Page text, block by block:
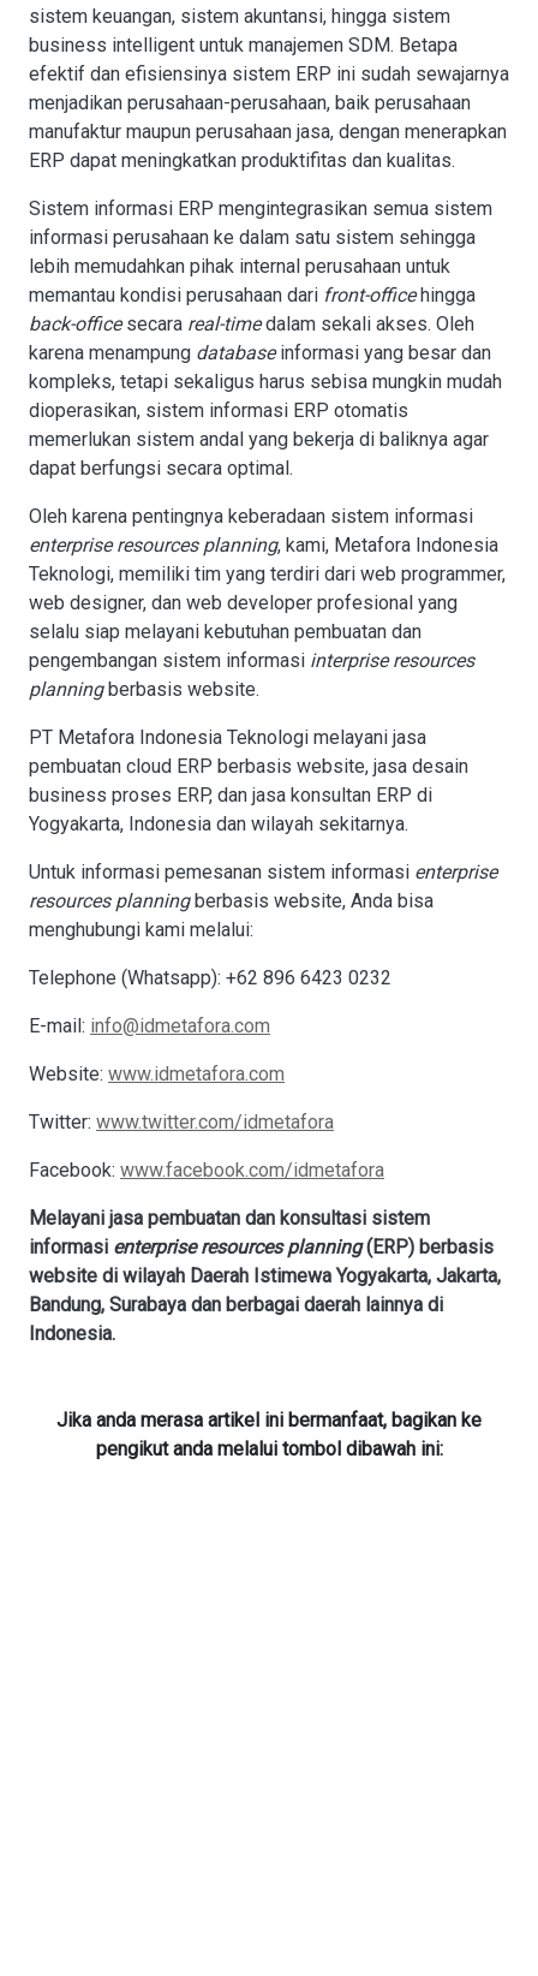
sistem keuangan, sistem akuntansi, hingga sistem
business intelligent untuk manajemen SDM. Betapa
efektif dan efisiensinya sistem ERP ini sudah sewajarnya
menjadikan perusahaan-perusahaan, baik perusahaan
manufaktur maupun perusahaan jasa, dengan menerapkan
ERP dapat meningkatkan produktifitas dan kualitas.
Sistem informasi ERP mengintegrasikan semua sistem
informasi perusahaan ke dalam satu sistem sehingga
lebih memudahkan pihak internal perusahaan untuk
memantau kondisi perusahaan dari front-officehingga
back-officesecara real-timedalam sekali akses. Oleh
karena menampung databaseinformasi yang besar dan
kompleks, tetapi sekaligus harus sebisa mungkin mudah
dioperasikan, sistem informasi ERP otomatis
memerlukan sistem andal yang bekerja di baliknya agar
dapat berfungsi secara optimal.
Oleh karena pentingnya keberadaan sistem informasi
enterprise resources planning, kami, Metafora Indonesia
Teknologi, memiliki tim yang terdiri dari web programmer,
web designer, dan web developer profesional yang
selalu siap melayani kebutuhan pembuatan dan
pengembangan sistem informasi interprise resources
planningberbasis website.
PT Metafora Indonesia Teknologi melayani jasa
pembuatan cloud ERP berbasis website, jasa desain
business proses ERP, dan jasa konsultan ERP di
Yogyakarta, Indonesia dan wilayah sekitarnya.
Untuk informasi pemesanan sistem informasi enterprise
resources planningberbasis website, Anda bisa
menghubungi kami melalui:
Telephone (Whatsapp): +62 896 6423 0232
E-mail: info@idmetafora.com
Website: www.idmetafora.com
Twitter: www.twitter.com/idmetafora
Facebook: www.facebook.com/idmetafora
Melayani jasa pembuatan dan konsultasi sistem
informasi enterprise resources planning(ERP) berbasis
website di wilayah Daerah Istimewa Yogyakarta, Jakarta,
Bandung, Surabaya dan berbagai daerah lainnya di
Indonesia.
Jika anda merasa artikel ini bermanfaat, bagikan ke
pengikut anda melalui tombol dibawah ini: